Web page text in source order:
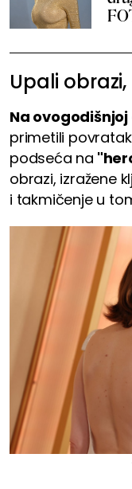
Upali
Na ovogodišnjoj
primetili
podseća na
obrazi, izražene
i takmičenje u